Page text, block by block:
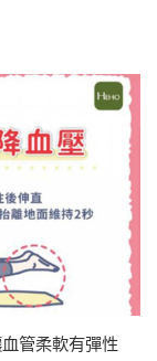
管柔軟有彈性